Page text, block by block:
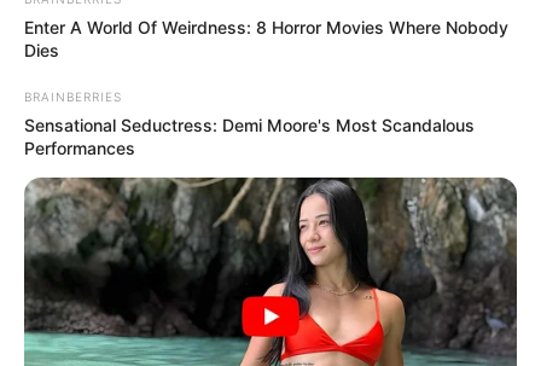
Enter A World Of Weirdness: 8 Horror Movies Where Nobody
Dies
BRAINBERRIES
Sensational Seductress: Demi Moore's Most Scandalous
Performances